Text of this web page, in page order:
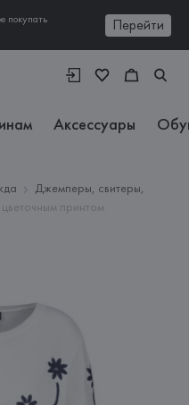
покупать
Перейти
Аксессуары
Джемперы, свитеры,
принтом